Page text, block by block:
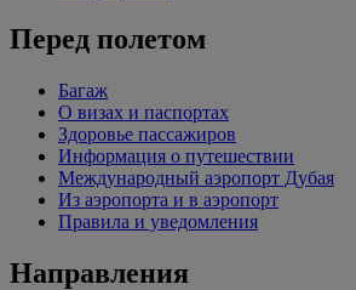
Перед полетом
Багаж
О визах и паспортах
Здоровье пассажиров
Информация о путешествии
Международный аэропорт Дубая
Из аэропорта и в аэропорт
Правила и уведомления
Направления